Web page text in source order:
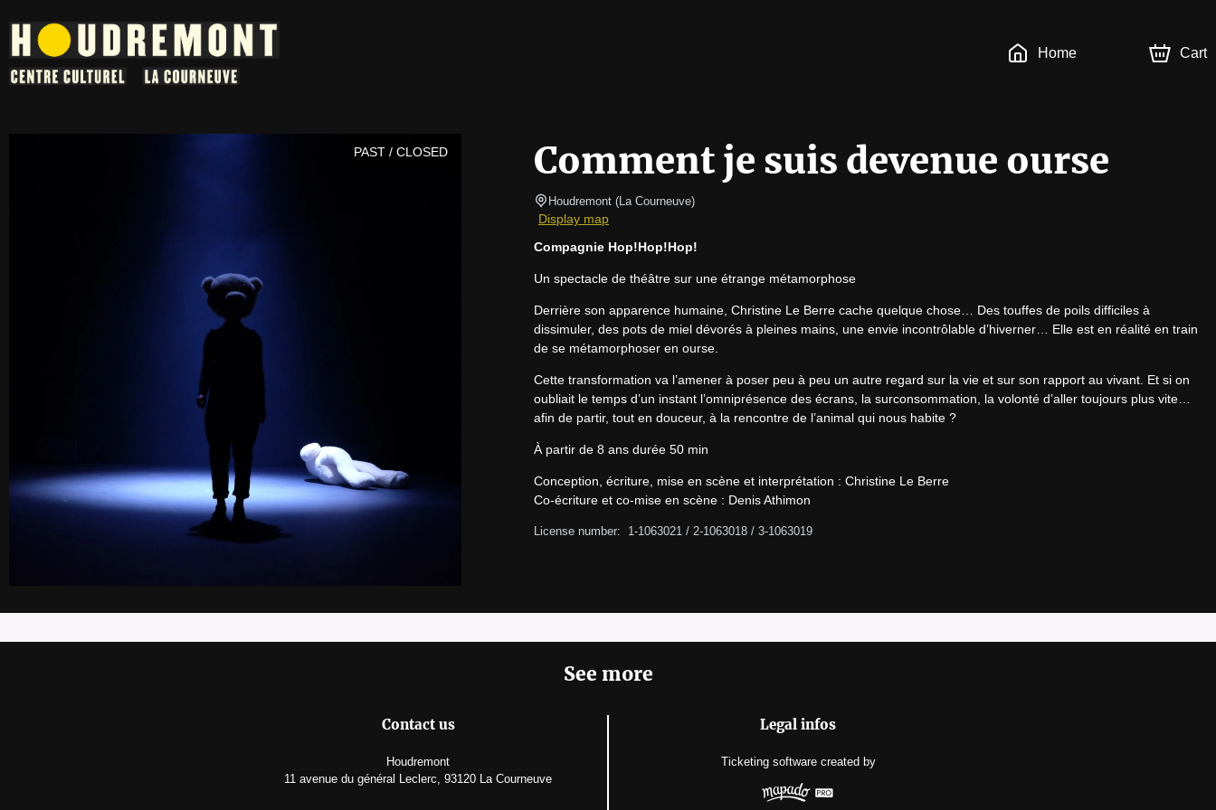
Home Cart
PAST / CLOSED Comment je suis devenue ourse
Houdremont (La Courneuve)
Display map
Compagnie Hop!Hop!Hop!
Un spectacle de théâtre sur une étrange métamorphose
Derrière son apparence humaine, Christine Le Berre cache quelque chose… Des touffes de poils difficiles à
dissimuler, des pots de miel dévorés à pleines mains, une envie incontrôlable d’hiverner… Elle est en réalité en train
de se métamorphoser en ourse.
Cette transformation va l’amener à poser peu à peu un autre regard sur la vie et sur son rapport au vivant. Et si on
oubliait le temps d’un instant l’omniprésence des écrans, la surconsommation, la volonté d’aller toujours plus vite…
afin de partir, tout en douceur, à la rencontre de l’animal qui nous habite ?
À partir de 8 ans durée 50 min
Conception, écriture, mise en scène et interprétation : Christine Le Berre
Co-écriture et co-mise en scène : Denis Athimon
License number:  1-1063021 / 2-1063018 / 3-1063019
See more
Contact us
Houdremont
11 avenue du général Leclerc, 93120 La Courneuve
Legal infos
Ticketing software created by